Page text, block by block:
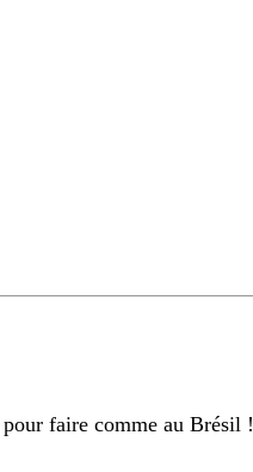
faire comme au Brésil !